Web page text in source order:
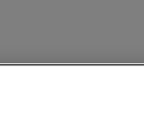
eller